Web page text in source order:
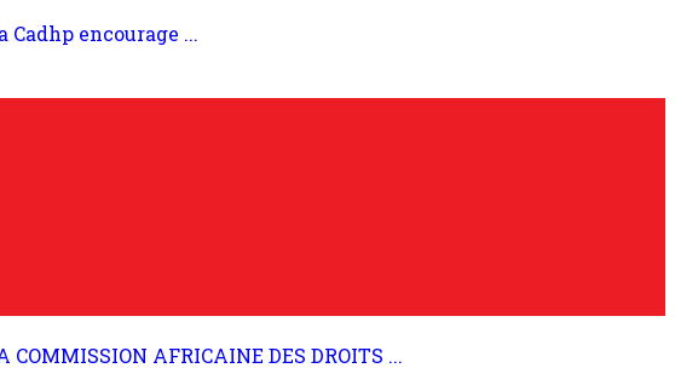
encourage ...
AFRICAINE DES DROITS ...